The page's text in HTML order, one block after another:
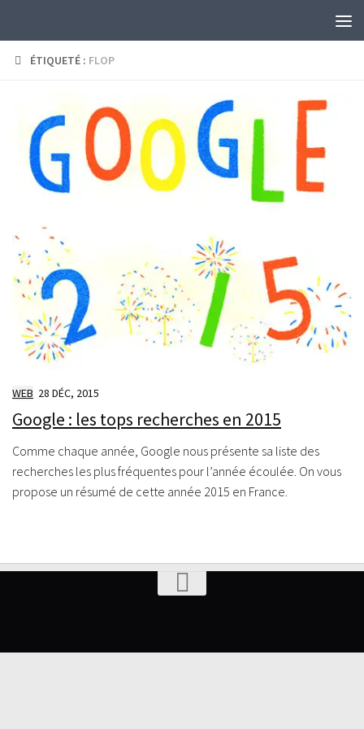
ÉTIQUETÉ : FLOP
WEB 28 DÉC, 2015
Google : les tops recherches en 2015
Comme chaque année, Google nous présente sa liste des
recherches les plus fréquentes pour l’année écoulée. On vous
propose un résumé de cette année 2015 en France.